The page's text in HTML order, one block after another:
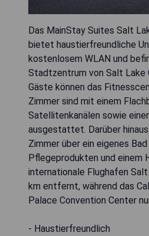
Das MainStay Suites Salt
bietet haustierfreundliche
kostenlosem WLAN und
Stadtzentrum von Salt Lake
Gäste können das
Zimmer sind mit einem
Satellitenkanälen sowie
ausgestattet. Darüber
Zimmer über ein eigenes
Pflegeprodukten und einem
internationale Flughafen
km entfernt, während das
Palace Convention Center
- Haustierfreundlich